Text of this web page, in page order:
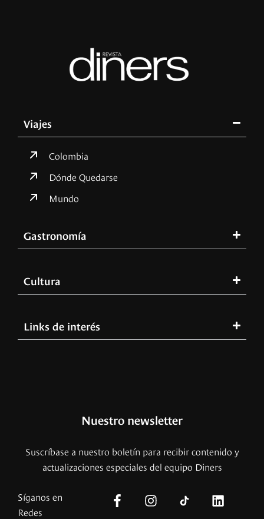
Viajes
Colombia
Dónde Quedarse
Mundo
Gastronomía
Cultura
Links de interés
Nuestro newsletter
Suscríbase a nuestro boletín para recibir contenido y
actualizaciones especiales del equipo Diners
Síganos en
Redes